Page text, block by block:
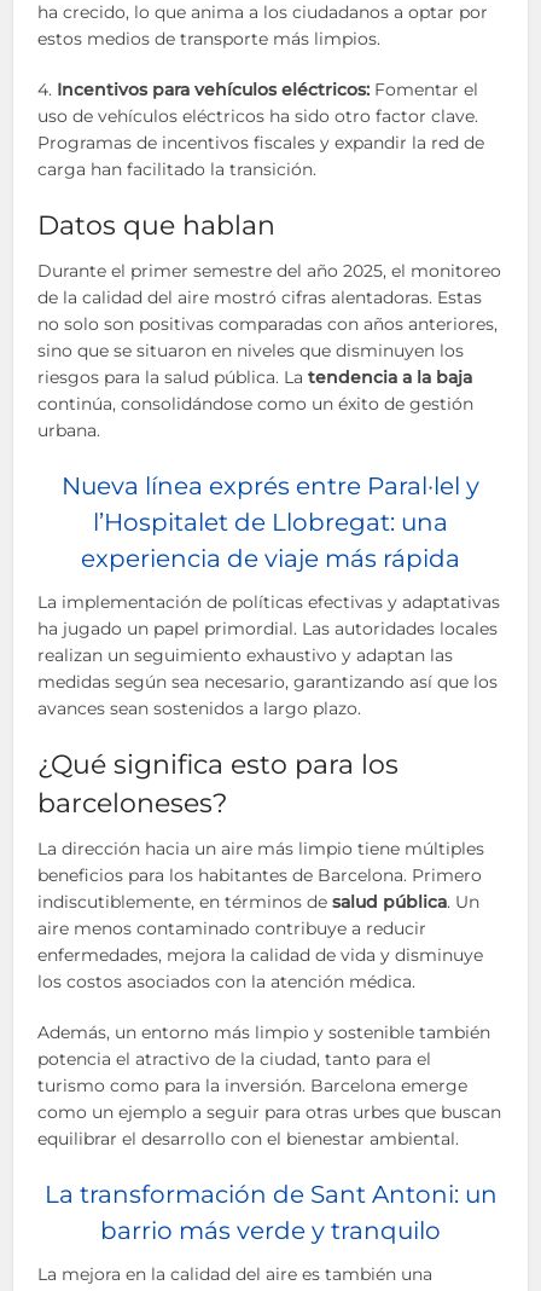
ha crecido, lo que anima a los ciudadanos a optar por
estos medios de transporte más limpios.
4. Incentivos para vehículos eléctricos: Fomentar el
uso de vehículos eléctricos ha sido otro factor clave.
Programas de incentivos fiscales y expandir la red de
carga han facilitado la transición.
Datos que hablan
Durante el primer semestre del año 2025, el monitoreo
de la calidad del aire mostró cifras alentadoras. Estas
no solo son positivas comparadas con años anteriores,
sino que se situaron en niveles que disminuyen los
riesgos para la salud pública. Latendencia a la baja
continúa, consolidándose como un éxito de gestión
urbana.
Nueva línea exprés entre Paral·lel y
l’Hospitalet de Llobregat: una
experiencia de viaje más rápida
La implementación de políticas efectivas y adaptativas
ha jugado un papel primordial. Las autoridades locales
realizan un seguimiento exhaustivo y adaptan las
medidas según sea necesario, garantizando así que los
avances sean sostenidos a largo plazo.
¿Qué significa esto para los
barceloneses?
La dirección hacia un aire más limpio tiene múltiples
beneficios para los habitantes de Barcelona. Primero
indiscutiblemente, en términos desalud pública. Un
aire menos contaminado contribuye a reducir
enfermedades, mejora la calidad de vida y disminuye
los costos asociados con la atención médica.
Además, un entorno más limpio y sostenible también
potencia el atractivo de la ciudad, tanto para el
turismo como para la inversión. Barcelona emerge
como un ejemplo a seguir para otras urbes que buscan
equilibrar el desarrollo con el bienestar ambiental.
La transformación de Sant Antoni: un
barrio más verde y tranquilo
La mejora en la calidad del aire es también una